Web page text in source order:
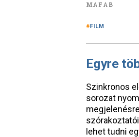
MAFAB
FILM
Egyre
Szinkronos
sorozat
lehet tudni